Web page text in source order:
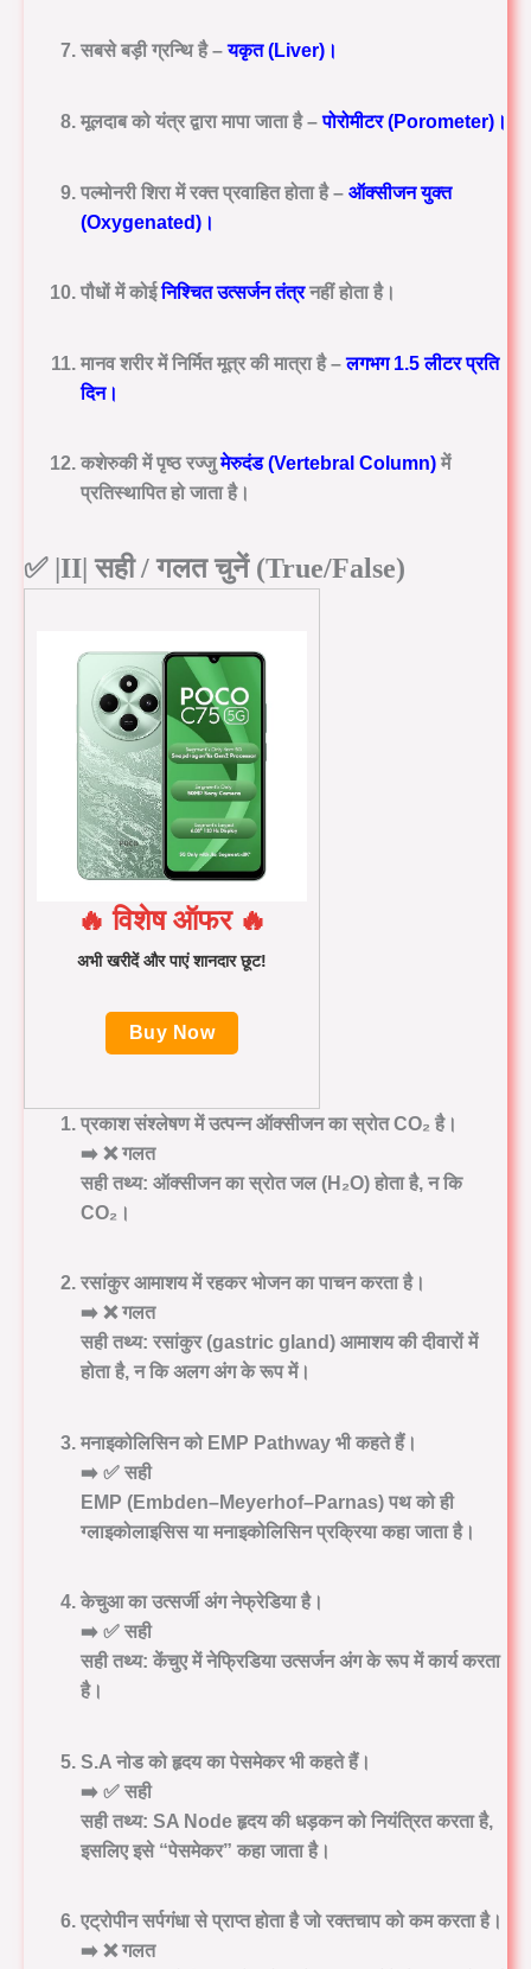
सबसे बड़ी ग्रन्थि है –यकृत (Liver) ।
मूलदाब को यंत्र द्वारा मापा जाता है – पोरोमीटर (Porometer) ।
पल्मोनरी शिरा में रक्त प्रवाहित होता है – ऑक्सीजन युक्त
(Oxygenated) ।
पौधों में कोईनिश्चित उत्सर्जन तंत्रनहीं होता है।
मानव शरीर में निर्मित मूत्र की मात्रा है –लगभग 1.5 लीटर प्रति
दिन।
कशेरुकी में पृष्ठ रज्जुमेरुदंड (Vertebral Column) में
प्रतिस्थापित हो जाता है।
✅ |II| सही / गलत चुनें (True/False)
🔥 विशेष ऑफर 🔥
अभी खरीदें और पाएं शानदार छूट!
Buy Now
प्रकाश संश्लेषण में उत्पन्न ऑक्सीजन का स्रोत CO₂ है।
➡️ ❌ गलत
सही तथ्य: ऑक्सीजन का स्रोत जल (H₂O) होता है, न कि
CO₂।
रसांकुर आमाशय में रहकर भोजन का पाचन करता है।
➡️ ❌ गलत
सही तथ्य: रसांकुर (gastric gland) आमाशय की दीवारों में
होता है, न कि अलग अंग के रूप में।
मनाइकोलिसिन को EMP Pathway भी कहते हैं।
➡️ ✅ सही
EMP (Embden–Meyerhof–Parnas) पथको ही
ग्लाइकोलाइसिसयामनाइकोलिसिनप्रक्रिया कहा जाता है।
केचुआ का उत्सर्जी अंग नेफ्रेडिया है।
➡️ ✅ सही
सही तथ्य: केंचुए में नेफ्रिडिया उत्सर्जन अंग के रूप में कार्य करता
है।
S.A नोड को हृदय का पेसमेकर भी कहते हैं।
➡️ ✅ सही
सही तथ्य: SA Node हृदय की धड़कन को नियंत्रित करता है,
इसलिए इसे “पेसमेकर” कहा जाता है।
एट्रोपीन सर्पगंधा से प्राप्त होता है जो रक्तचाप को कम करता है।
➡️ ❌गलत